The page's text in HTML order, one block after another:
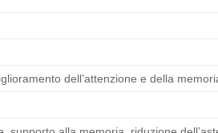
dell’attenzione e della